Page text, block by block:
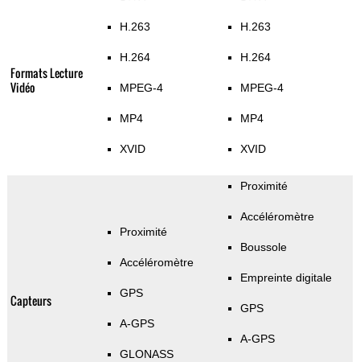
Formats Lecture
Vidéo
H.263
H.264
MPEG-4
MP4
XVID
H.263
H.264
MPEG-4
MP4
XVID
Capteurs
Proximité
Accéléromètre
GPS
A-GPS
GLONASS
Proximité
Accéléromètre
Boussole
Empreinte digitale
GPS
A-GPS